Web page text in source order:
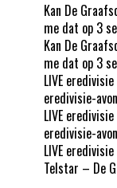
Kan De
me dat op 3
Kan De
me dat op 3
LIVE
eredivisie-
LIVE
eredivisie-
LIVE
Telstar – De